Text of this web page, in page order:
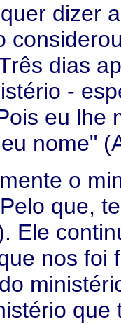
dizer
dias
-
eu lhe
nome"
o
que,
Ele
nos foi
que